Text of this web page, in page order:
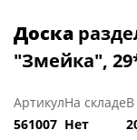
Доска
"Змейка",
Артикул
561007
На складе
Нет
В